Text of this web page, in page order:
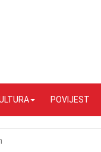
POVIJEST